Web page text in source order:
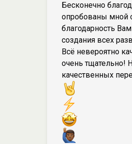
Бесконечно
опробованы мной
благодарность
создания всех
Всё невероятно
очень тщательно!
качественных